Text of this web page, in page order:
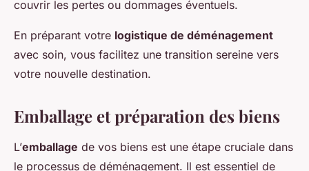
couvrir les pertes ou dommages éventuels.
En préparant votre logistique de déménagement
avec soin, vous facilitez une transition sereine vers
votre nouvelle destination.
Emballage et préparation des biens
L’emballage de vos biens est une étape cruciale dans
le processus de déménagement. Il est essentiel de